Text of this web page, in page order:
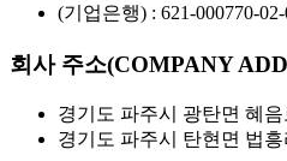
(기업은행) : 621-000770-
회사 주소(COMPANY
경기도 파주시 광탄면 혜음
경기도 파주시 탄현면 법흥